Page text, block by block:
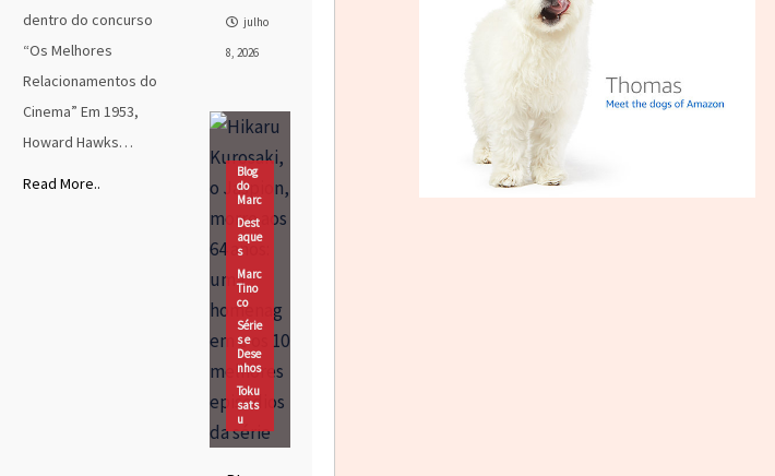
dentro do concurso
“Os Melhores
Relacionamentos do
Cinema” Em 1953,
Howard Hawks…
Read More..
julho
8, 2026
Blog
do
Marc
Dest
aque
s
Marc
Tino
co
Série
s e
Dese
nhos
Toku
sats
u